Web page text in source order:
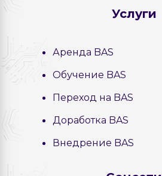
Услуги
Аренда BAS
Обучение BAS
Переход на BAS
Доработка BAS
Внедрение BAS